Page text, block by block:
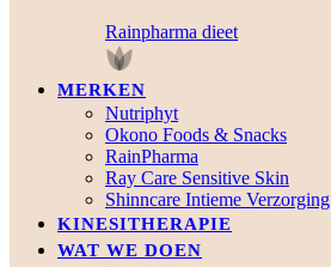
Rainpharma dieet
MERKEN
Nutriphyt
Okono Foods & Snacks
RainPharma
Ray Care Sensitive Skin
Shinncare Intieme Verzorging
KINESITHERAPIE
WAT WE DOEN